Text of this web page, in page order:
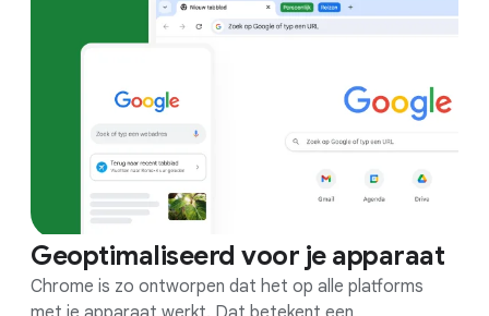
Geoptimaliseerd voor je apparaat
Chrome is zo ontworpen dat het op alle platforms